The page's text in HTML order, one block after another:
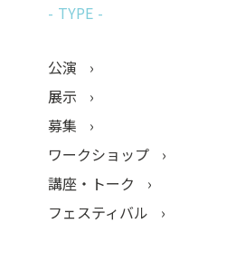
TYPE
公演
展示
募集
ワークショップ
講座・トーク
フェスティバル